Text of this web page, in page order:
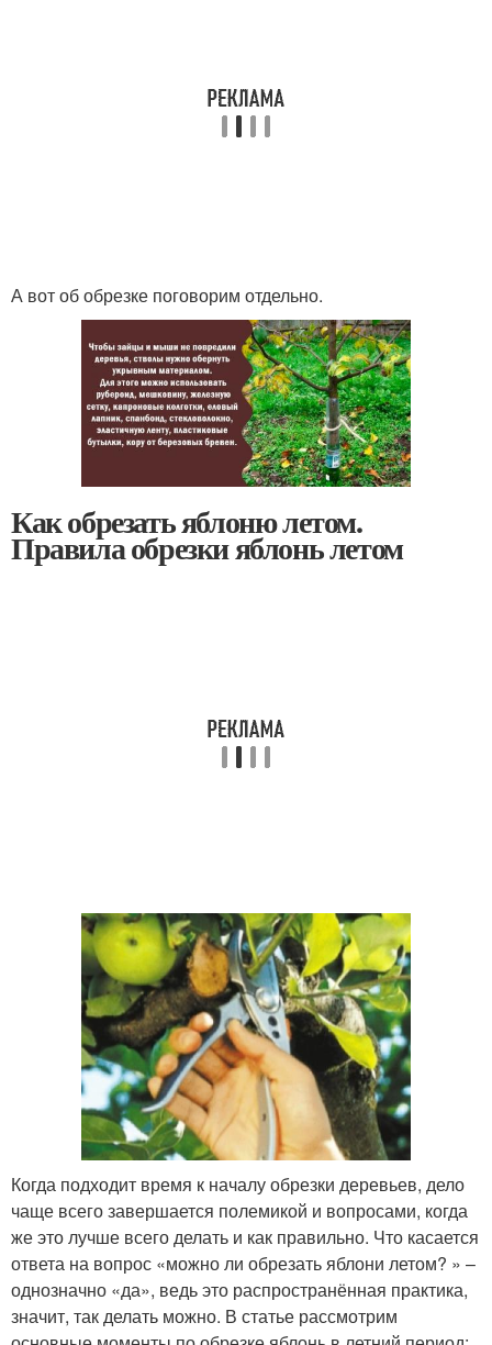
А вот об обрезке поговорим отдельно.
Как обрезать яблоню летом.
Правила обрезки яблонь летом
Когда подходит время к началу обрезки деревьев, дело
чаще всего завершается полемикой и вопросами, когда
же это лучше всего делать и как правильно. Что касается
ответа на вопрос «можно ли обрезать яблони летом? » –
однозначно «да», ведь это распространённая практика,
значит, так делать можно. В статье рассмотрим